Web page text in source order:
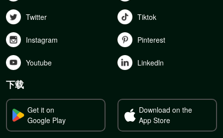
Twitter Tiktok
Instagram Pinterest
Youtube Linkedln
下载
Get it on
Google Play
Download on the
App Store